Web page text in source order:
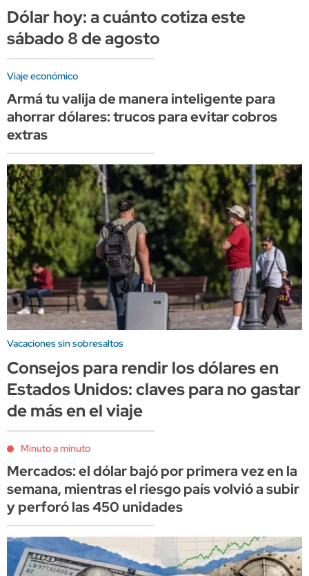
Dólar hoy: a cuánto cotiza este
sábado 8 de agosto
Viaje económico
Armá tu valija de manera inteligente para
ahorrar dólares: trucos para evitar cobros
extras
Vacaciones sin sobresaltos
Consejos para rendir los dólares en
Estados Unidos: claves para no gastar
de más en el viaje
Minuto a minuto
Mercados: el dólar bajó por primera vez en la
semana, mientras el riesgo país volvió a subir
y perforó las 450 unidades